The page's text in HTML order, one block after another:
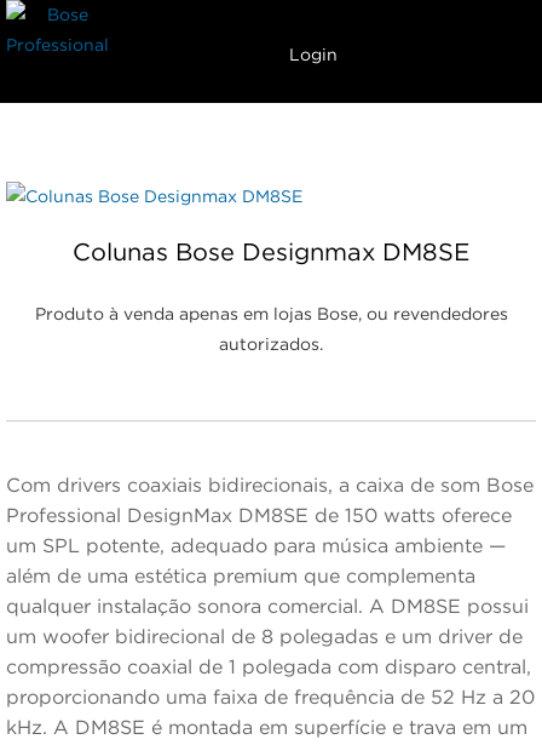
Login
Carrinho
Colunas Bose Designmax DM8SE
Produto à venda apenas em lojas Bose, ou revendedores
autorizados.
Com drivers coaxiais bidirecionais, a caixa de som Bose
Professional DesignMax DM8SE de 150 watts oferece
um SPL potente, adequado para música ambiente —
além de uma estética premium que complementa
qualquer instalação sonora comercial. A DM8SE possui
um woofer bidirecional de 8 polegadas e um driver de
compressão coaxial de 1 polegada com disparo central,
proporcionando uma faixa de frequência de 52 Hz a 20
kHz. A DM8SE é montada em superfície e trava em um